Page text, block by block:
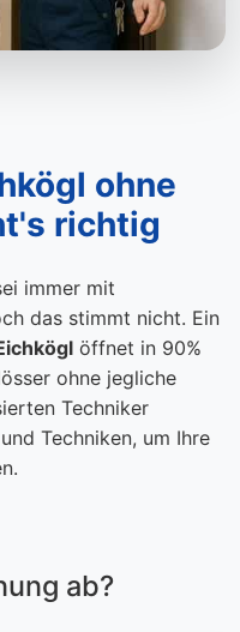
ohne
richtig
immer mit
das stimmt nicht. Ein
öffnet in 90%
ohne jegliche
Techniker
Techniken, um Ihre
ab?